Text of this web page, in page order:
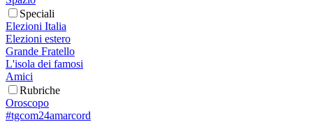
Speciali
Elezioni Italia
Elezioni estero
Grande Fratello
L'isola dei famosi
Amici
Rubriche
Oroscopo
#tgcom24amarcord